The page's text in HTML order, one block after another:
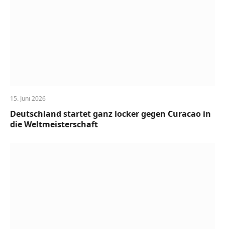
15. Juni 2026
Deutschland startet ganz locker gegen Curacao in
die Weltmeisterschaft